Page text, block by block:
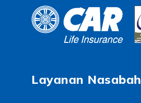
Layanan Nasabah